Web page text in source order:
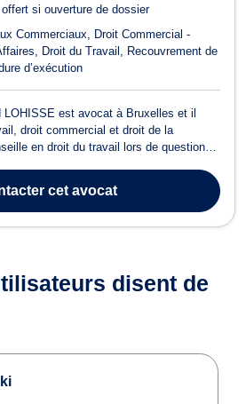
si ouverture de dossier
Commerciaux
Droit Commercial -
Droit du Travail
Recouvrement de
d’exécution
LOHISSE est avocat à Bruxelles et il
droit commercial et droit de la
en droit du travail lors de questions
ou des contrats de travail ainsi
cet avocat
disent de